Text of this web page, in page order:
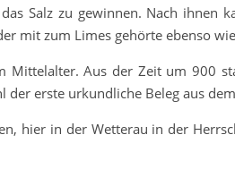
Salz zu gewinnen. Nach
mit zum Limes gehörte ebenso
Aus der Zeit um 900
erste urkundliche Beleg aus
hier in der Wetterau in der